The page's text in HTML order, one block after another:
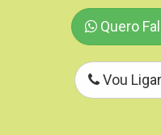
Quero
Vou